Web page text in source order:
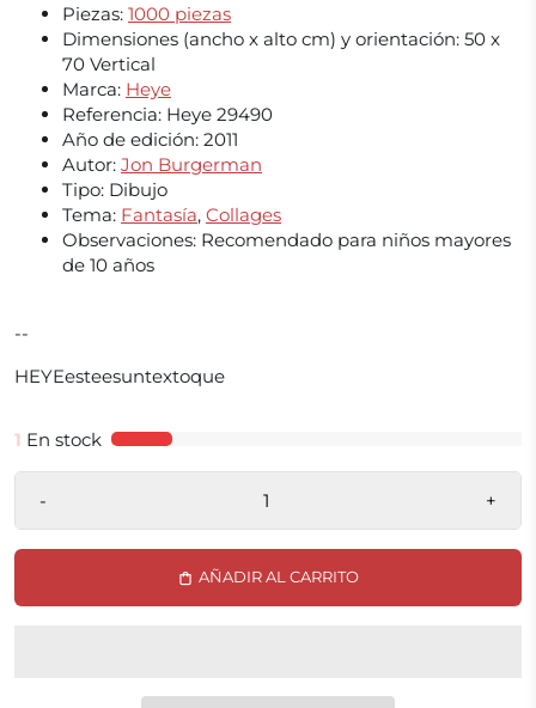
Piezas: 1000 piezas
Dimensiones (ancho x alto cm) y orientación: 50 x
70 Vertical
Marca: Heye
Referencia: Heye 29490
Año de edición: 2011
Autor: Jon Burgerman
Tipo: Dibujo
Tema: Fantasía, Collages
Observaciones: Recomendado para niños mayores
de 10 años
--
HEYEesteesuntextoque
1 En stock
- +
AÑADIR AL CARRITO